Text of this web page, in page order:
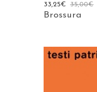
35,00€
33,25€
Brossura